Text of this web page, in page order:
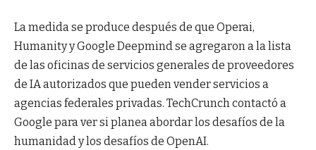
La medida se produce después de que Operai,
Humanity y Google Deepmind se agregaron a la lista
de las oficinas de servicios generales de proveedores
de IA autorizados que pueden vender servicios a
agencias federales privadas. TechCrunch contactó a
Google para ver si planea abordar los desafíos de la
humanidad y los desafíos de OpenAI.